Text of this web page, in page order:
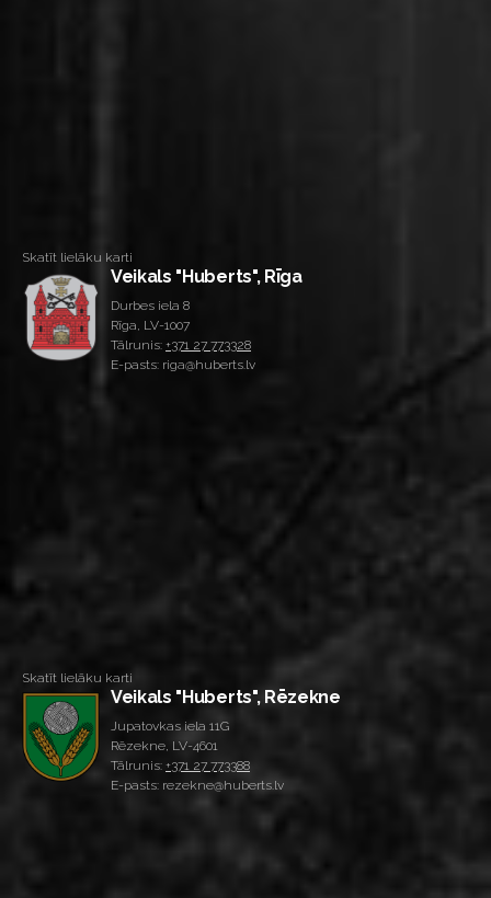
Skatīt lielāku karti
Veikals "Huberts", Rīga
Durbes iela 8
Rīga, LV-1007
Tālrunis: +371 27 773328
E-pasts: riga@huberts.lv
Skatīt lielāku karti
Veikals "Huberts", Rēzekne
Jupatovkas iela 11G
Rēzekne, LV-4601
Tālrunis: +371 27 773388
E-pasts: rezekne@huberts.lv